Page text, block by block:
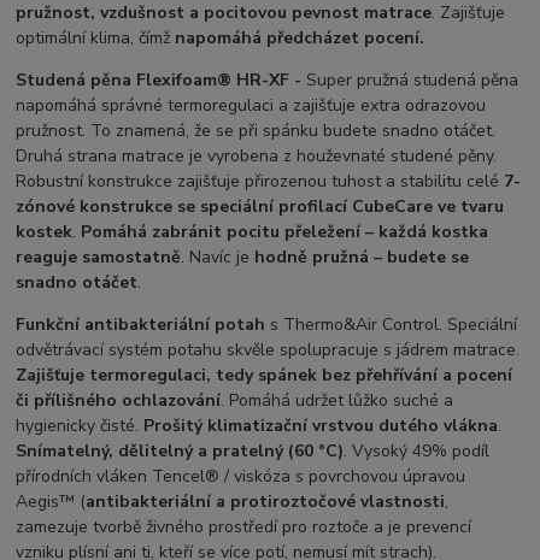
pružnost, vzdušnost a pocitovou pevnost matrace. Zajišťuje
optimální klima, čímž napomáhá předcházet pocení.
Studená pěna Flexifoam® HR-XF - Super pružná studená pěna
napomáhá správné termoregulaci a zajišťuje extra odrazovou
pružnost. To znamená, že se při spánku budete snadno otáčet.
Druhá strana matrace je vyrobena z houževnaté studené pěny.
Robustní konstrukce zajišťuje přirozenou tuhost a stabilitu celé 7-
zónové konstrukce se speciální profilací CubeCare ve tvaru
kostek. Pomáhá zabránit pocitu přeležení – každá kostka
reaguje samostatně. Navíc je hodně pružná – budete se
snadno otáčet.
Funkční antibakteriální potah s Thermo&Air Control. Speciální
odvětrávací systém potahu skvěle spolupracuje s jádrem matrace.
Zajišťuje termoregulaci, tedy spánek bez přehřívání a pocení
či přílišného ochlazování. Pomáhá udržet lůžko suché a
hygienicky čisté. Prošitý klimatizační vrstvou dutého vlákna.
Snímatelný, dělitelný a pratelný (60 °C). Vysoký 49% podíl
přírodních vláken Tencel® / viskóza s povrchovou úpravou
Aegis™ (antibakteriální a protiroztočové vlastnosti,
zamezuje tvorbě živného prostředí pro roztoče a je prevencí
vzniku plísní ani ti, kteří se více potí, nemusí mít strach).